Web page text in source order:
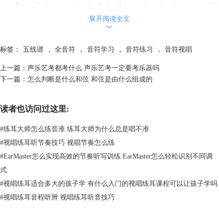
顺序进行学习即可（如图2所示）。
图2：全音符的学习
在乐理知识的学习过程中，学会将音符写在五线谱上也十分重要。五线谱
展开阅读全文
︾
标签： 五线谱 ， 全音符 ， 音符学习 ， 音符练习 ， 音符视唱
上一篇： 声乐艺考都考什么 声乐艺考一定要考乐器吗
下一篇： 怎么判断是什么和弦 和弦是由什么组成的
读者也访问过这里:
#练耳大师怎么练音准 练耳大师为什么总是唱不准
#视唱练耳听节奏技巧 视唱节奏怎么练
#EarMaster怎么实现高效的节奏听写训练 EarMaster怎么轻松识别不同调
式
#视唱练耳适合多大的孩子学 有什么入门的视唱练耳课程可以让孩子学吗
#视唱练耳音程听辨 视唱练耳听音技巧